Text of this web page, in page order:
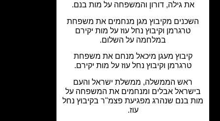
את גילה, דורון והמשפחה על מות בנם.
מקיבוץ מגן מנחמים את משפחת
טרגרמן וקיבוץ נחל עוז על מות יקירם
במלחמה על השלום.
קיבוץ מעגן מיכאל מנחם את משפחת
טרגרמן וקיבוץ נחל עוז על מות יקירם.
ראש הממשלה, ממשלת ישראל והעם
אבלים ומנחמים את המשפחה על
בנם שנהרג מפגיעת פצמ"ר בקיבוץ נחל